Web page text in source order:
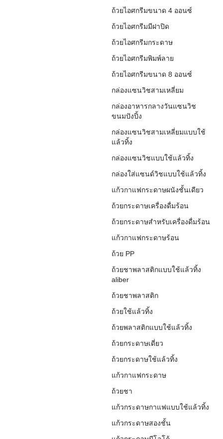
ถ้วยไอศกรีมขนาด 4 ออนซ์
ถ้วยไอศกรีมมีฝาปิด
ถ้วยไอศกรีมกระดาษ
ถ้วยไอศกรีมพิมพ์ลาย
ถ้วยไอศกรีมขนาด 8 ออนซ์
กล่องแซนวิชสามเหลี่ยม
กล่องอาหารกลางวันแซนวิช
ขนมปังปิ้ง
กล่องแซนวิชสามเหลี่ยมแบบใช้
แล้วทิ้ง
กล่องแซนวิชแบบใช้แล้วทิ้ง
กล่องใส่แซนด์วิชแบบใช้แล้วทิ้ง
แก้วกาแฟกระดาษผนังชั้นเดียว
ถ้วยกระดาษเครื่องดื่มร้อน
ถ้วยกระดาษสำหรับเครื่องดื่มร้อน
แก้วกาแฟกระดาษร้อน
ถ้วย PP
ถ้วยชาพลาสติกแบบใช้แล้วทิ้ง
aliber
ถ้วยชาพลาสติก
ถ้วยใช้แล้วทิ้ง
ถ้วยพลาสติกแบบใช้แล้วทิ้ง
ถ้วยกระดาษเดี่ยว
ถ้วยกระดาษใช้แล้วทิ้ง
แก้วกาแฟกระดาษ
ถ้วยชา
แก้วกระดาษกาแฟแบบใช้แล้วทิ้ง
แก้วกระดาษสองชั้น